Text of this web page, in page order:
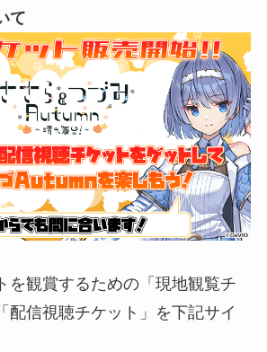
て
を観賞するための「現地観覧チ
配信視聴チケット」を下記サイ